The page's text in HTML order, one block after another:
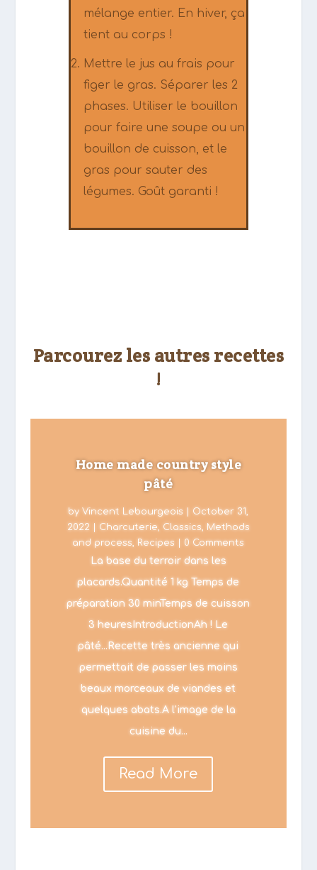
mélange entier. En hiver, ça
tient au corps !
Mettre le jus au frais pour
figer le gras. Séparer les 2
phases. Utiliser le bouillon
pour faire une soupe ou un
bouillon de cuisson, et le
gras pour sauter des
légumes. Goût garanti !
Parcourez les autres recettes
!
Home made country style
pâté
byVincent Lebourgeois
October 31,
2022
Charcuterie, Classics, Methods
and process, Recipes | 0 Comments
La base du terroir dans les
placards.Quantité 1 kg Temps de
préparation 30 minTemps de cuisson
3 heuresIntroductionAh ! Le
pâté...Recette très ancienne qui
permettait de passer les moins
beaux morceaux de viandes et
quelques abats.A l'image de la
cuisine du...
Read More